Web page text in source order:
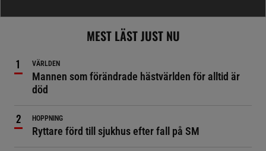
MEST LÄST JUST NU
VÄRLDEN
Mannen som förändrade hästvärlden för alltid är
död
HOPPNING
Ryttare förd till sjukhus efter fall på SM